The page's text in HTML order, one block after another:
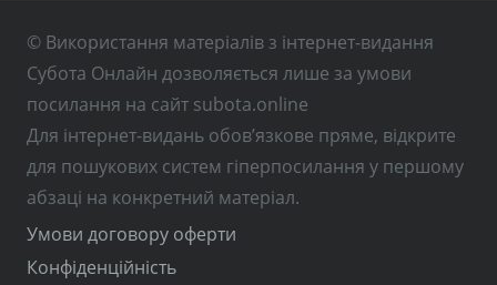
© Використання матеріалів з інтернет-видання
Субота Онлайн дозволяється лише за умови
посилання на сайт subota.online
Для інтернет-видань обов’язкове пряме, відкрите
для пошукових систем гіперпосилання у першому
абзаці на конкретний матеріал.
Умови договору оферти
Конфіденційність